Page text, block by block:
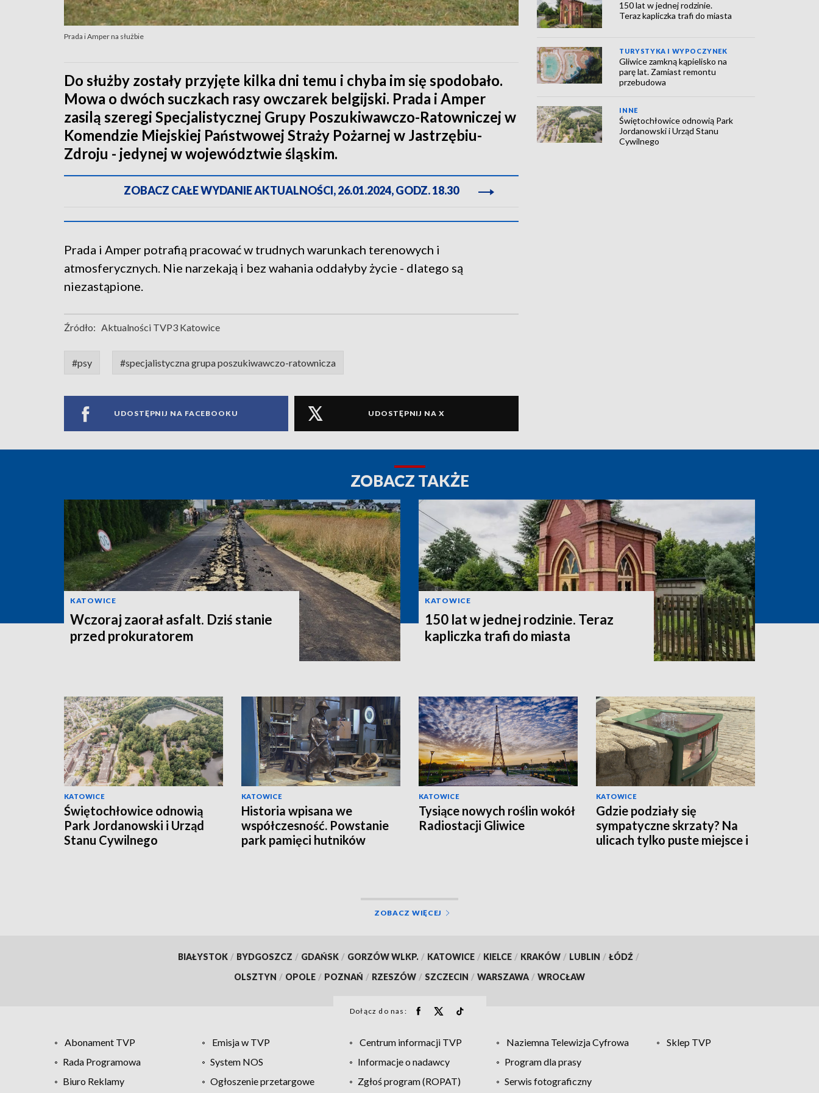
Prada i Amper na służbie
Do służby zostały przyjęte kilka dni temu i chyba im się spodobało.
Mowa o dwóch suczkach rasy owczarek belgijski. Prada i Amper
zasilą szeregi Specjalistycznej Grupy Poszukiwawczo-Ratowniczej w
Komendzie Miejskiej Państwowej Straży Pożarnej w Jastrzębiu-
Zdroju - jedynej w województwie śląskim.
ZOBACZ CAŁE WYDANIE AKTUALNOŚCI, 26.01.2024, GODZ. 18.30
Prada i Amper potrafią pracować w trudnych warunkach terenowych i
atmosferycznych. Nie narzekają i bez wahania oddałyby życie - dlatego są
niezastąpione.
Źródło: Aktualności TVP3 Katowice
#psy #specjalistyczna grupa poszukiwawczo-ratownicza
UDOSTĘPNIJ NA FACEBOOKU UDOSTĘPNIJ NA X
150 lat w jednej rodzinie.
Teraz kapliczka trafi do miasta
TURYSTYKA I WYPOCZYNEK
Gliwice zamkną kąpielisko na
parę lat. Zamiast remontu
przebudowa
INNE
Świętochłowice odnowią Park
Jordanowski i Urząd Stanu
Cywilnego
ZOBACZ TAKŻE
KATOWICE
Wczoraj zaorał asfalt. Dziś stanie
przed prokuratorem
KATOWICE
150 lat w jednej rodzinie. Teraz
kapliczka trafi do miasta
KATOWICE
Świętochłowice odnowią
Park Jordanowski i Urząd
Stanu Cywilnego
KATOWICE
Historia wpisana we
współczesność. Powstanie
park pamięci hutników
KATOWICE
Tysiące nowych roślin wokół
Radiostacji Gliwice
KATOWICE
Gdzie podziały się
sympatyczne skrzaty? Na
ulicach tylko puste miejsce i
ZOBACZ WIĘCEJ
BIAŁYSTOK / BYDGOSZCZ / GDAŃSK / GORZÓW WLKP. / KATOWICE / KIELCE / KRAKÓW / LUBLIN / ŁÓDŹ /
OLSZTYN / OPOLE / POZNAŃ / RZESZÓW / SZCZECIN / WARSZAWA / WROCŁAW
Dołącz do nas:
Abonament TVP Emisja w TVP Centrum informacji TVP Naziemna Telewizja Cyfrowa
Sklep TVP
Rada Programowa
System NOS Informacje o nadawcy
Program dla prasy
Biuro Reklamy
Ogłoszenie przetargowe Zgłoś program (ROPAT) Serwis fotograficzny